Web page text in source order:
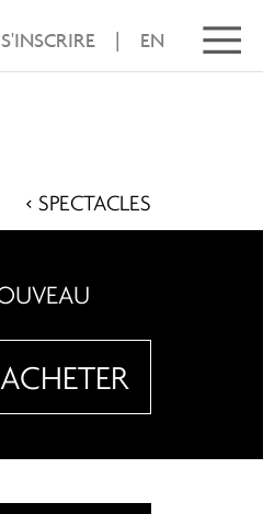
S'INSCRIRE | EN
< SPECTACLES
ACHETER